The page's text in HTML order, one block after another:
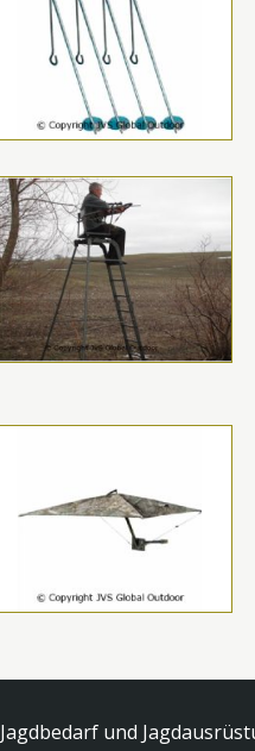
Jagdbedarf und